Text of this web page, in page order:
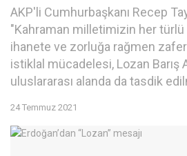
AKP'li Cumhurbaşkanı Recep
"Kahraman milletimizin her türlü
ihanete ve zorluğa rağmen
istiklal mücadelesi, Lozan Barış
uluslararası alanda da tasdik
24 Temmuz 2021